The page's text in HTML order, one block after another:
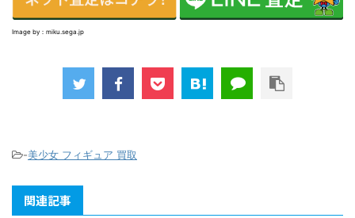
Image by：miku.sega.jp
-美少女 フィギュア 買取
関連記事